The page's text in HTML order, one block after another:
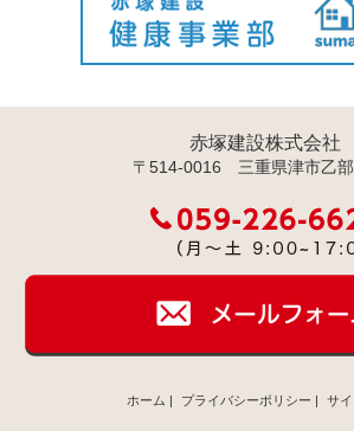
赤塚建設株式会社
〒514-0016 三重県津市乙部
ホーム | プライバシーポリシー | サ